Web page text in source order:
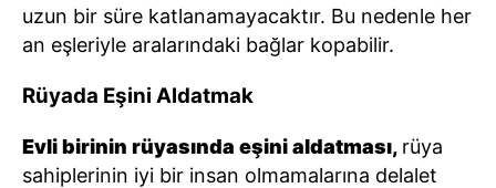
uzun bir süre katlanamayacaktır. Bu nedenle her
an eşleriyle aralarındaki bağlar kopabilir.
Rüyada Eşini Aldatmak
Evli birinin rüyasında eşini aldatması, rüya
sahiplerinin iyi bir insan olmamalarına delalet